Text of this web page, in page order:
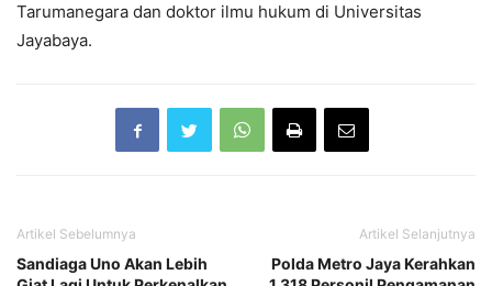
Tarumanegara dan doktor ilmu hukum di Universitas
Jayabaya.
Artikel Sebelumnya
Sandiaga Uno Akan Lebih
Artikel Selanjutnya
Polda Metro Jaya Kerahkan